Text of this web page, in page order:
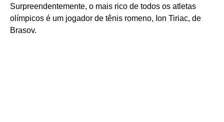
Surpreendentemente, o mais rico de todos os atletas
olímpicos é um jogador de tênis romeno, Ion Tiriac, de
Brasov.